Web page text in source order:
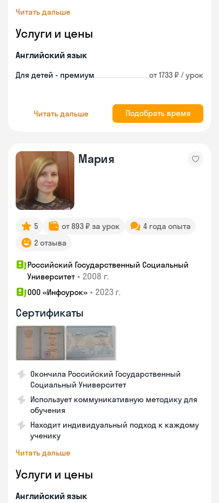
Читать дальше
Услуги и цены
Английский язык
Для детей - премиум от 1733 ₽ / урок
Читать дальше Подобрать время
Мария
5 от 893 ₽ за урок
4 года опыта
2 отзыва
Российский Государственный Социальный
Университет • 2008 г.
ООО «Инфоурок» • 2023 г.
Сертификаты
Окончила Российский Государственный
Социальный Университет
Использует коммуникативную методику для
обучения
Находит индивидуальный подход к каждому
ученику
Читать дальше
Услуги и цены
Английский язык